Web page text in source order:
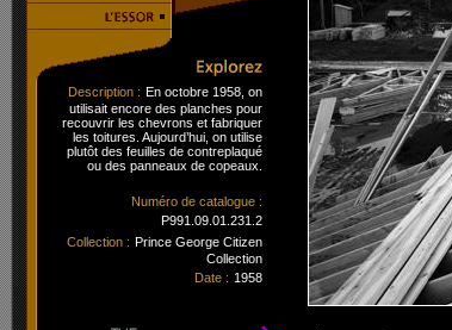
Description : En octobre 1958, on
utilisait encore des planches pour
recouvrir les chevrons et fabriquer
les toitures. Aujourd’hui, on utilise
plutôt des feuilles de contreplaqué
ou des panneaux de copeaux.
Numéro de catalogue :
P991.09.01.231.2
Collection : Prince George Citizen
Collection
Date : 1958